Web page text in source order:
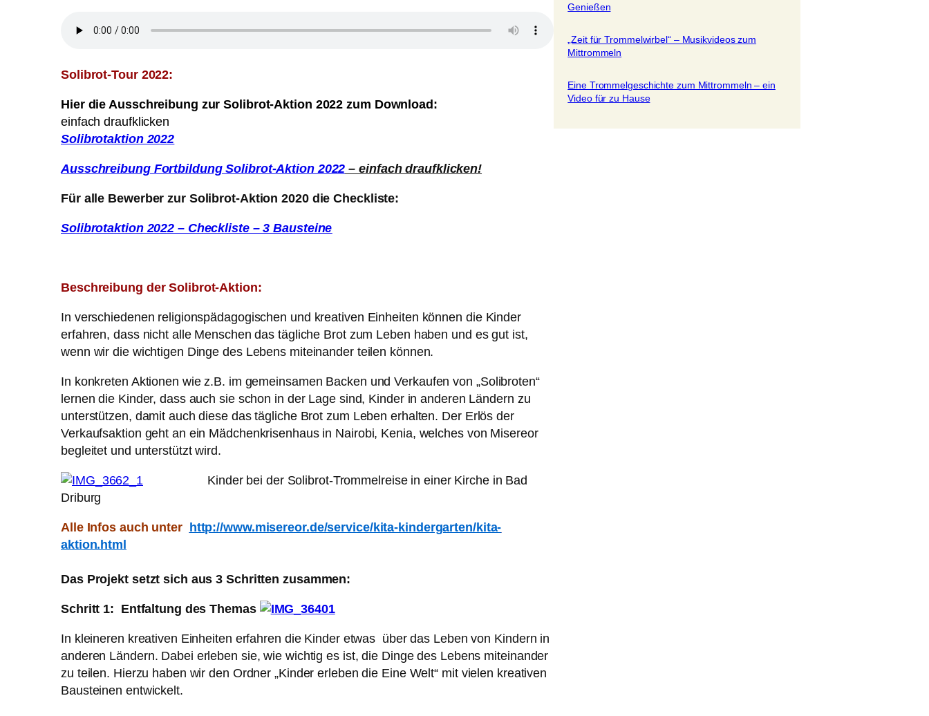
Solibrot-Tour 2022:
Hier die Ausschreibung zur Solibrot-Aktion 2022 zum Download:
einfach draufklicken
Solibrotaktion 2022
Ausschreibung Fortbildung Solibrot-Aktion 2022 – einfach draufklicken!
Für alle Bewerber zur Solibrot-Aktion 2020 die Checkliste:
Solibrotaktion 2022 – Checkliste – 3 Bausteine
Beschreibung der Solibrot-Aktion:
In verschiedenen religionspädagogischen und kreativen Einheiten können die Kinder
erfahren, dass nicht alle Menschen das tägliche Brot zum Leben haben und es gut ist,
wenn wir die wichtigen Dinge des Lebens miteinander teilen können.
In konkreten Aktionen wie z.B. im gemeinsamen Backen und Verkaufen von „Solibroten“
lernen die Kinder, dass auch sie schon in der Lage sind, Kinder in anderen Ländern zu
unterstützen, damit auch diese das tägliche Brot zum Leben erhalten. Der Erlös der
Verkaufsaktion geht an ein Mädchenkrisenhaus in Nairobi, Kenia, welches von Misereor
begleitet und unterstützt wird.
Kinder bei der Solibrot-Trommelreise in einer Kirche in Bad
Driburg
Alle Infos auch unter
http://www.misereor.de/service/kita-kindergarten/kita-
aktion.html
Das Projekt setzt sich aus 3 Schritten zusammen:
Schritt 1: Entfaltung des Themas
In kleineren kreativen Einheiten erfahren die Kinder etwas über das Leben von Kindern in
anderen Ländern. Dabei erleben sie, wie wichtig es ist, die Dinge des Lebens miteinander
zu teilen. Hierzu haben wir den Ordner „Kinder erleben die Eine Welt“ mit vielen kreativen
Bausteinen entwickelt.
Genießen
„Zeit für Trommelwirbel“ – Musikvideos zum
Mittrommeln
Eine Trommelgeschichte zum Mittrommeln – ein
Video für zu Hause